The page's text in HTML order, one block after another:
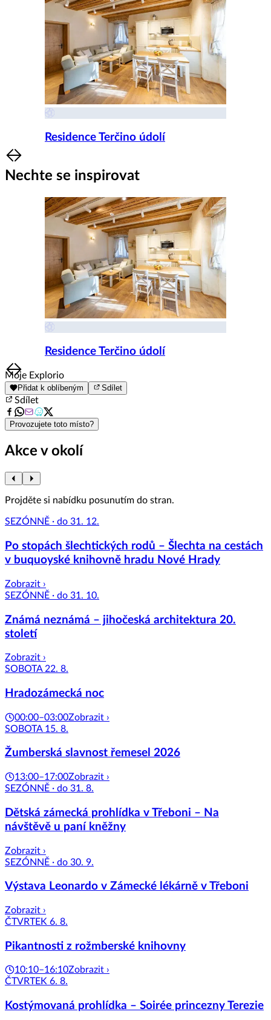
Residence Terčino údolí
Item
1
of
Nechte se inspirovat
Residence Terčino údolí
Item
1
of
8
Moje Explorio
Přidat k oblíbeným Sdílet
Sdílet
Provozujete toto místo?
Akce v okolí
Projděte si nabídku posunutím do stran.
SEZÓNNĚ · do 31. 12.
Po stopách šlechtických rodů – Šlechta na cestách
v buquoyské knihovně hradu Nové Hrady
Zobrazit ›
SEZÓNNĚ · do 31. 10.
Známá neznámá – jihočeská architektura 20.
století
Zobrazit ›
SOBOTA 22. 8.
Hradozámecká noc
00:00–03:00Zobrazit ›
SOBOTA 15. 8.
Žumberská slavnost řemesel 2026
13:00–17:00Zobrazit ›
SEZÓNNĚ · do 31. 8.
Dětská zámecká prohlídka v Třeboni – Na
návštěvě u paní kněžny
Zobrazit ›
SEZÓNNĚ · do 30. 9.
Výstava Leonardo v Zámecké lékárně v Třeboni
Zobrazit ›
ČTVRTEK 6. 8.
Pikantnosti z rožmberské knihovny
10:10–16:10Zobrazit ›
ČTVRTEK 6. 8.
Kostýmovaná prohlídka – Soirée princezny Terezie